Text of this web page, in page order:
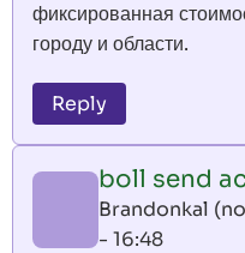
фиксированная
городу и области.
Reply
boll send
Brandonkal
- 16:48